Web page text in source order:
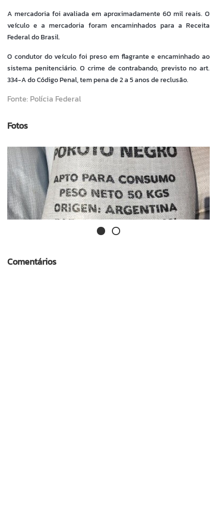
A mercadoria foi avaliada em aproximadamente 60 mil reais. O
veículo e a mercadoria foram encaminhados para a Receita
Federal do Brasil.
O condutor do veículo foi preso em flagrante e encaminhado ao
sistema penitenciário. O crime de contrabando, previsto no art.
334-A do Código Penal, tem pena de 2 a 5 anos de reclusão.
Fonte: Polícia Federal
Fotos
Comentários